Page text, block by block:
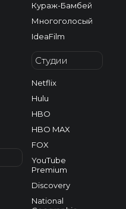
Кураж-Бамбей
Многоголосый
IdeaFilm
Студии
Netflix
Hulu
HBO
HBO MAX
FOX
YouTube
Premium
Discovery
National